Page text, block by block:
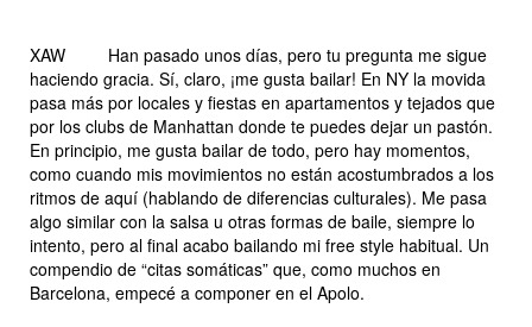
XAW
Han pasado unos días, pero tu pregunta me sigue
haciendo gracia. Sí, claro, ¡me gusta bailar! En NY la movida
pasa más por locales y fiestas en apartamentos y tejados que
por los clubs de Manhattan donde te puedes dejar un pastón.
En principio, me gusta bailar de todo, pero hay momentos,
como cuando mis movimientos no están acostumbrados a los
ritmos de aquí (hablando de diferencias culturales). Me pasa
algo similar con la salsa u otras formas de baile, siempre lo
intento, pero al final acabo bailando mi free style habitual. Un
compendio de “citas somáticas” que, como muchos en
Barcelona, empecé a componer en el Apolo.